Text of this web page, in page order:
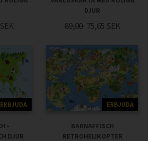
SEK
DJUR
89,00 75,65 SEK
ERBJUDA
-
DJUR
ERBJUDA
BARNAFFISCH
RETROHELIKOPTER